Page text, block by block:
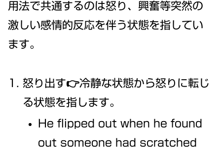
用法で共通するのは怒り、興奮等突然の
激しい感情的反応を伴う状態を指してい
ます。
怒り出す👉冷静な状態から怒りに転じ
る状態を指します。
He flipped out when he found
out someone had scratched